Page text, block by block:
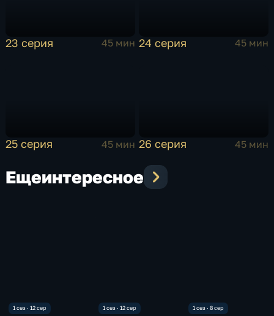
23 серия 45 мин 24 серия 45 мин
25 серия 45 мин 26 серия 45 мин
Ещеинтересное